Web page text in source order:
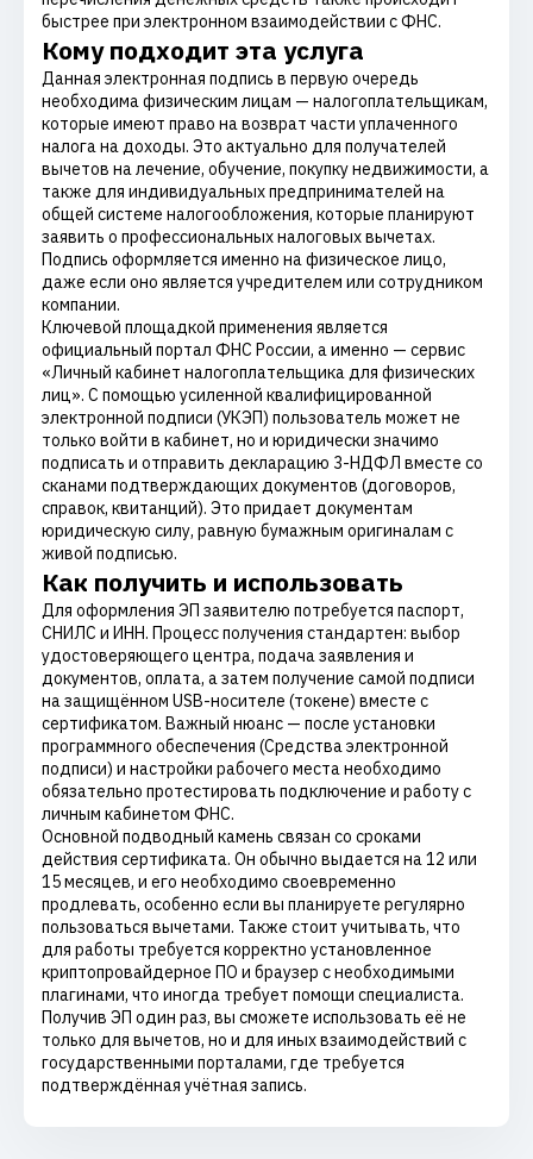
быстрее при электронном взаимодействии с ФНС.
Кому подходит эта услуга
Данная электронная подпись в первую очередь
необходима физическим лицам — налогоплательщикам,
которые имеют право на возврат части уплаченного
налога на доходы. Это актуально для получателей
вычетов на лечение, обучение, покупку недвижимости, а
также для индивидуальных предпринимателей на
общей системе налогообложения, которые планируют
заявить о профессиональных налоговых вычетах.
Подпись оформляется именно на физическое лицо,
даже если оно является учредителем или сотрудником
компании.
Ключевой площадкой применения является
официальный портал ФНС России, а именно — сервис
«Личный кабинет налогоплательщика для физических
лиц». С помощью усиленной квалифицированной
электронной подписи (УКЭП) пользователь может не
только войти в кабинет, но и юридически значимо
подписать и отправить декларацию 3-НДФЛ вместе со
сканами подтверждающих документов (договоров,
справок, квитанций). Это придает документам
юридическую силу, равную бумажным оригиналам с
живой подписью.
Как получить и использовать
Для оформления ЭП заявителю потребуется паспорт,
СНИЛС и ИНН. Процесс получения стандартен: выбор
удостоверяющего центра, подача заявления и
документов, оплата, а затем получение самой подписи
на защищённом USB-носителе (токене) вместе с
сертификатом. Важный нюанс — после установки
программного обеспечения (Средства электронной
подписи) и настройки рабочего места необходимо
обязательно протестировать подключение и работу с
личным кабинетом ФНС.
Основной подводный камень связан со сроками
действия сертификата. Он обычно выдается на 12 или
15 месяцев, и его необходимо своевременно
продлевать, особенно если вы планируете регулярно
пользоваться вычетами. Также стоит учитывать, что
для работы требуется корректно установленное
криптопровайдерное ПО и браузер с необходимыми
плагинами, что иногда требует помощи специалиста.
Получив ЭП один раз, вы сможете использовать её не
только для вычетов, но и для иных взаимодействий с
государственными порталами, где требуется
подтверждённая учётная запись.